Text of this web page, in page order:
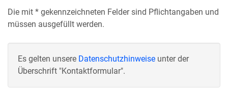
Die mit * gekennzeichneten Felder sind Pflichtangaben und
müssen ausgefüllt werden.
Es gelten unsere Datenschutzhinweise unter der
Überschrift "Kontaktformular".